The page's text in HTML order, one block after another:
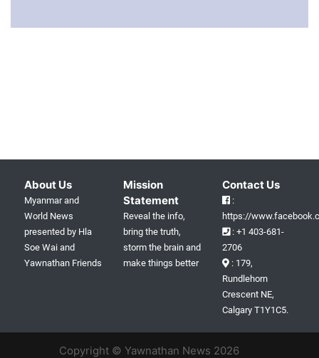
About Us
Myanmar and
World News
presented by Hla
Soe Wai and
Yawnathan Friends
Mission
Statement
Reveal the info,
bring the truth,
storm the brain and
make things better
Contact Us
:
https://
: +1 403-681-
2706
: 179,
Rundlehorn
Crescent NE,
Calgary T1Y1C5.
Copyright © Yawnathan News 2026